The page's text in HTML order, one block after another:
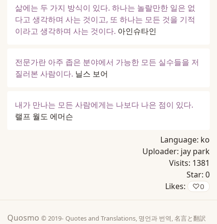
삶에는 두 가지 방식이 있다. 하나는 놀랄만한 일은 없
다고 생각하며 사는 것이고, 또 하나는 모든 것을 기적
이라고 생각하며 사는 것이다. 아인슈타인
전문가란 아주 좁은 분야에서 가능한 모든 실수들을 저
질러본 사람이다. 닐스 보어
내가 만나는 모든 사람에게는 나보다 나은 점이 있다.
랠프 월도 에머슨
Language: ko
Uploader: jay park
Visits: 1381
Star: 0
Likes:
♡0
Quosmo © 2019- Quotes and Translations, 명언과 번역, 名言と翻訳